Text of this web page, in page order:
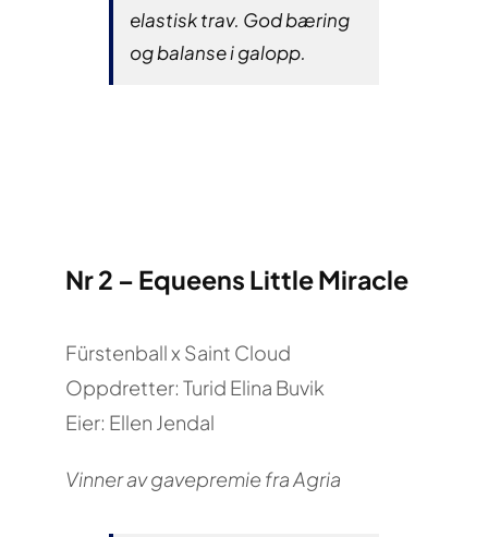
elastisk trav. God bæring
og balanse i galopp.
Nr 2 – Equeens Little Miracle
Fürstenball x Saint Cloud
Oppdretter: Turid Elina Buvik
Eier: Ellen Jendal
Vinner av gavepremie fra Agria